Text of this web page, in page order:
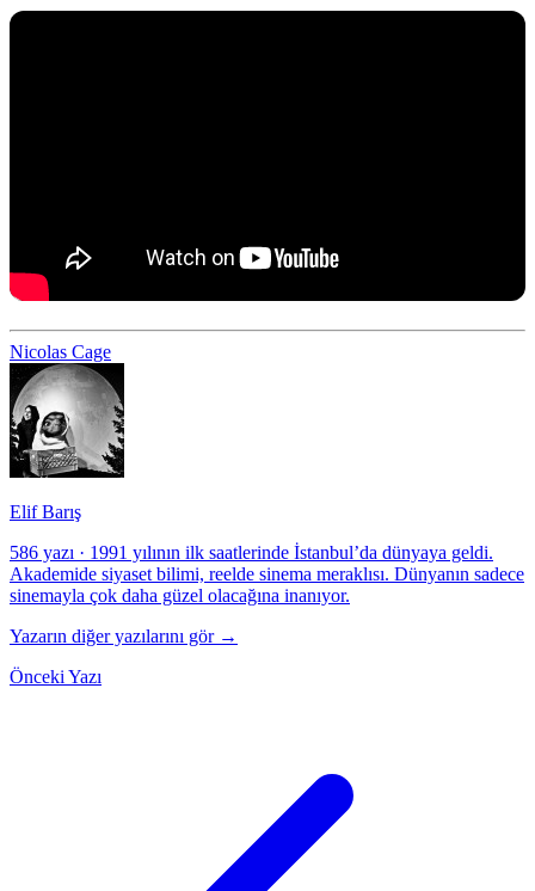
Nicolas Cage
Elif Barış
586 yazı · 1991 yılının ilk saatlerinde İstanbul’da dünyaya geldi.
Akademide siyaset bilimi, reelde sinema meraklısı. Dünyanın sadece
sinemayla çok daha güzel olacağına inanıyor.
Yazarın diğer yazılarını gör →
Önceki Yazı